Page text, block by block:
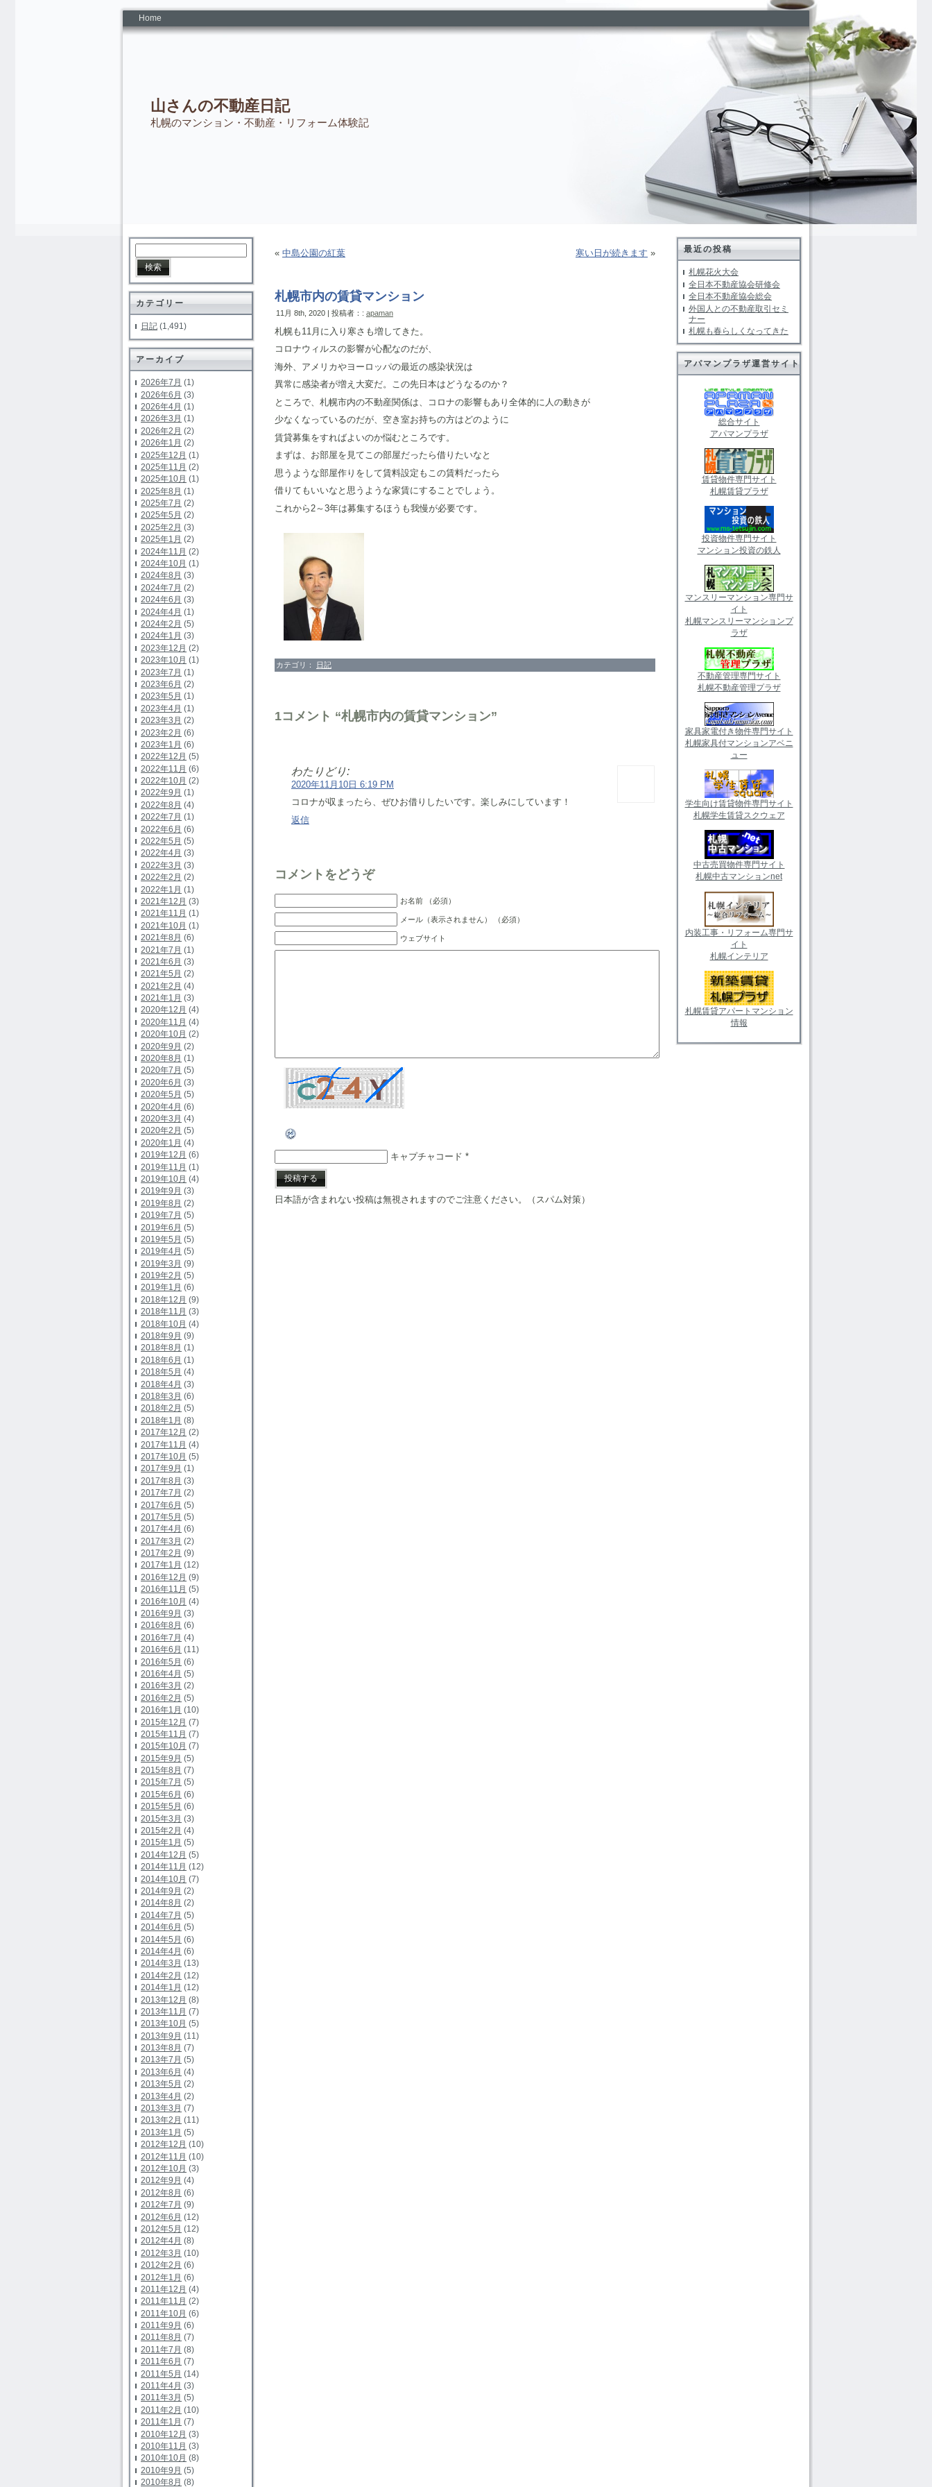
Home
山さんの不動産日記
札幌のマンション・不動産・リフォーム体験記
カテゴリー
日記 (1,491)
アーカイブ
2026年7月 (1)
2026年6月 (3)
2026年4月 (1)
2026年3月 (1)
2026年2月 (2)
2026年1月 (2)
2025年12月 (1)
2025年11月 (2)
2025年10月 (1)
2025年8月 (1)
2025年7月 (2)
2025年5月 (2)
2025年2月 (3)
2025年1月 (2)
2024年11月 (2)
2024年10月 (1)
2024年8月 (3)
2024年7月 (2)
2024年6月 (3)
2024年4月 (1)
2024年2月 (5)
2024年1月 (3)
2023年12月 (2)
2023年10月 (1)
2023年7月 (1)
2023年6月 (2)
2023年5月 (1)
2023年4月 (1)
2023年3月 (2)
2023年2月 (6)
2023年1月 (6)
2022年12月 (5)
2022年11月 (6)
2022年10月 (2)
2022年9月 (1)
2022年8月 (4)
2022年7月 (1)
2022年6月 (6)
2022年5月 (5)
2022年4月 (3)
2022年3月 (3)
2022年2月 (2)
2022年1月 (1)
2021年12月 (3)
2021年11月 (1)
2021年10月 (1)
2021年8月 (6)
2021年7月 (1)
2021年6月 (3)
2021年5月 (2)
2021年2月 (4)
2021年1月 (3)
2020年12月 (4)
2020年11月 (4)
2020年10月 (2)
2020年9月 (2)
2020年8月 (1)
2020年7月 (5)
2020年6月 (3)
2020年5月 (5)
2020年4月 (6)
2020年3月 (4)
2020年2月 (5)
2020年1月 (4)
2019年12月 (6)
2019年11月 (1)
2019年10月 (4)
2019年9月 (3)
2019年8月 (2)
2019年7月 (5)
2019年6月 (5)
2019年5月 (5)
2019年4月 (5)
2019年3月 (9)
2019年2月 (5)
2019年1月 (6)
2018年12月 (9)
2018年11月 (3)
2018年10月 (4)
2018年9月 (9)
2018年8月 (1)
2018年6月 (1)
2018年5月 (4)
2018年4月 (3)
2018年3月 (6)
2018年2月 (5)
2018年1月 (8)
2017年12月 (2)
2017年11月 (4)
2017年10月 (5)
2017年9月 (1)
2017年8月 (3)
2017年7月 (2)
2017年6月 (5)
2017年5月 (5)
2017年4月 (6)
2017年3月 (2)
2017年2月 (9)
2017年1月 (12)
2016年12月 (9)
2016年11月 (5)
2016年10月 (4)
2016年9月 (3)
2016年8月 (6)
2016年7月 (4)
2016年6月 (11)
2016年5月 (6)
2016年4月 (5)
2016年3月 (2)
2016年2月 (5)
2016年1月 (10)
2015年12月 (7)
2015年11月 (7)
2015年10月 (7)
2015年9月 (5)
2015年8月 (7)
2015年7月 (5)
2015年6月 (6)
2015年5月 (6)
2015年3月 (3)
2015年2月 (4)
2015年1月 (5)
2014年12月 (5)
2014年11月 (12)
2014年10月 (7)
2014年9月 (2)
2014年8月 (2)
2014年7月 (5)
2014年6月 (5)
2014年5月 (6)
2014年4月 (6)
2014年3月 (13)
2014年2月 (12)
2014年1月 (12)
2013年12月 (8)
2013年11月 (7)
2013年10月 (5)
2013年9月 (11)
2013年8月 (7)
2013年7月 (5)
2013年6月 (4)
2013年5月 (2)
2013年4月 (2)
2013年3月 (7)
2013年2月 (11)
2013年1月 (5)
2012年12月 (10)
2012年11月 (10)
2012年10月 (3)
2012年9月 (4)
2012年8月 (6)
2012年7月 (9)
2012年6月 (12)
2012年5月 (12)
2012年4月 (8)
2012年3月 (10)
2012年2月 (6)
2012年1月 (6)
2011年12月 (4)
2011年11月 (2)
2011年10月 (6)
2011年9月 (6)
2011年8月 (7)
2011年7月 (8)
2011年6月 (7)
2011年5月 (14)
2011年4月 (3)
2011年3月 (5)
2011年2月 (10)
2011年1月 (7)
2010年12月 (3)
2010年11月 (3)
2010年10月 (8)
2010年9月 (5)
2010年8月 (8)
« 中島公園の紅葉 寒い日が続きます »
札幌市内の賃貸マンション
11月 8th, 2020 | 投稿者：: apaman
札幌も11月に入り寒さも増してきた。
コロナウィルスの影響が心配なのだが、
海外、アメリカやヨーロッパの最近の感染状況は
異常に感染者が増え大変だ。この先日本はどうなるのか？
ところで、札幌市内の不動産関係は、コロナの影響もあり全体的に人の動きが
少なくなっているのだが、空き室お持ちの方はどのように
賃貸募集をすればよいのか悩むところです。
まずは、お部屋を見てこの部屋だったら借りたいなと
思うような部屋作りをして賃料設定もこの賃料だったら
借りてもいいなと思うような家賃にすることでしょう。
これから2～3年は募集するほうも我慢が必要です。
カテゴリ： 日記
1コメント “札幌市内の賃貸マンション”
わたりどり:
2020年11月10日 6:19 PM
コロナが収まったら、ぜひお借りしたいです。楽しみにしています！
返信
コメントをどうぞ
お名前 （必須）
メール（表示されません） （必須）
ウェブサイト
キャプチャコード *
日本語が含まれない投稿は無視されますのでご注意ください。（スパム対策）
最近の投稿
札幌花火大会
全日本不動産協会研修会
全日本不動産協会総会
外国人との不動産取引セミ
ナー
札幌も春らしくなってきた
アパマンプラザ運営サイト
総合サイト
アパマンプラザ
賃貸物件専門サイト
札幌賃貸プラザ
投資物件専門サイト
マンション投資の鉄人
マンスリーマンション専門サ
イト
札幌マンスリーマンションプ
ラザ
不動産管理専門サイト
札幌不動産管理プラザ
家具家電付き物件専門サイト
札幌家具付マンションアベニ
ュー
学生向け賃貸物件専門サイト
札幌学生賃貸スクウェア
中古売買物件専門サイト
札幌中古マンションnet
内装工事・リフォーム専門サ
イト
札幌インテリア
札幌賃貸アパートマンション
情報